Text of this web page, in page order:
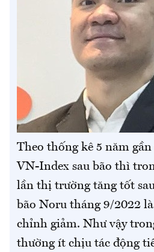
Theo thống kê 5 năm
VN-Index sau bão thì
lần thị trường tăng tốt
bão Noru tháng 9/2022
chỉnh giảm. Như vậy
thường ít chịu tác động